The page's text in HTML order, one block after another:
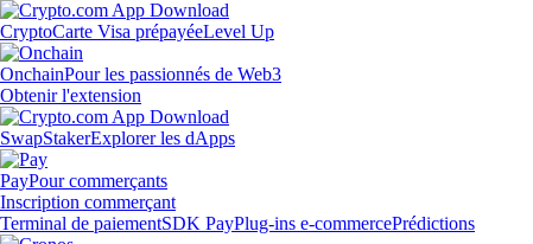
CryptoCarte Visa prépayéeLevel Up
OnchainPour les passionnés de Web3
Obtenir l'extension
SwapStakerExplorer les dApps
PayPour commerçants
Inscription commerçant
Terminal de paiementSDK PayPlug-ins e-commercePrédictions